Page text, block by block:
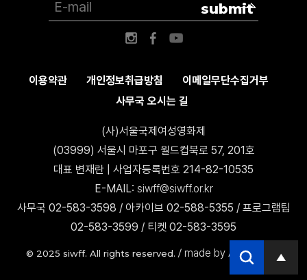
이용약관 개인정보취급방침
이메일무단수집거부
사무국 오시는 길
(사)서울국제여성영화제
(03999) 서울시 마포구 월드컵북로 57, 201호
대표 변재란 | 사업자등록번호 214-82-10535
E-MAIL: siwff@siwff.or.kr
사무국 02-583-3598 / 아카이브 02-588-5355 / 프로그램팀
02-583-3599 / 티켓 02-583-3595
© 2025 siwff. All rights reserved. / made by AccessICT
submit